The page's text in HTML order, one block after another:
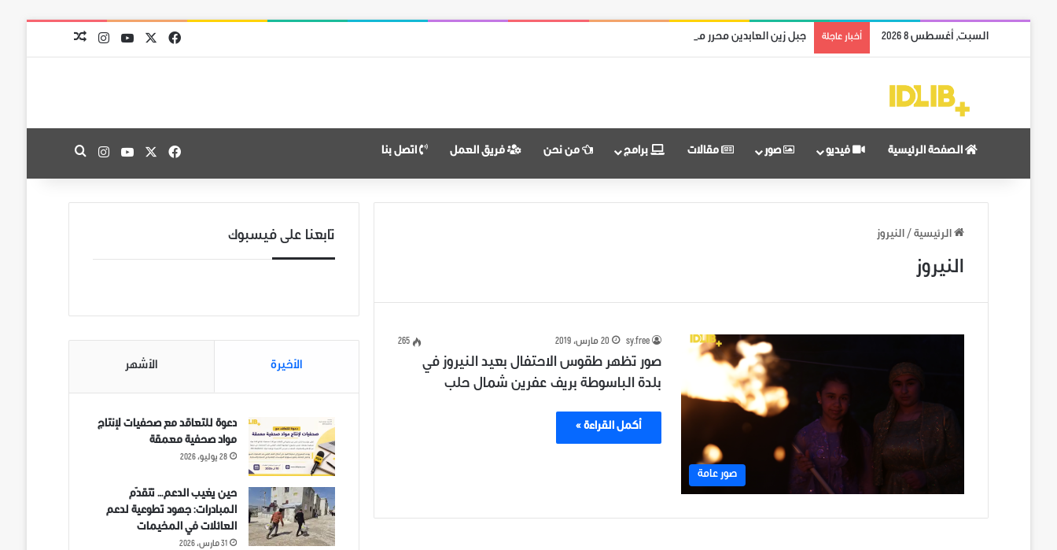
السبت, أغسطس 8 2026 أخبار عاجلة جبل زين العابدين محرر من قوات النظام وميليشياته فيسبوك
‫X
‫YouTubeانستقراممقال عشوائي
الصفحة الرئيسية فيديو صور مقالات برامج من نحن فريق العمل اتصل بنا فيسبوك
‫X
‫YouTubeانستقرامبحث عن
الرئيسية / النيروز
النيروز
صور عامة
sy.free 20 مارس، 2019 265
صور تظهر طقوس الاحتفال بعيد النيروز في
بلدة الباسوطة بريف عفرين شمال حلب
أكمل القراءة »
تابعنا على فيسبوك
الأخيرة الأشهر
دعوة للتعاقد مع صحفيات لإنتاج
مواد صحفية معمقة
28 يوليو، 2026
حين يغيب الدعم… تتقدّم
المبادرات: جهود تطوعية لدعم
العائلات في المخيمات
31 مارس، 2026